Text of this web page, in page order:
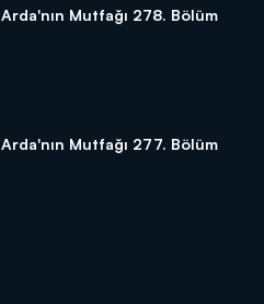
Arda'nın Mutfağı 278. Bölüm
Arda'nın Mutfağı 277. Bölüm